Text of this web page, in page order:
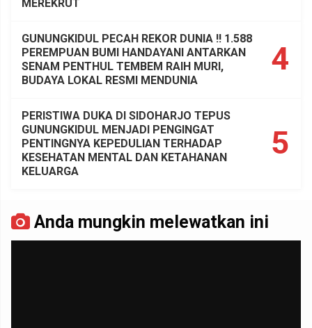
MEREKRUT
4
GUNUNGKIDUL PECAH REKOR DUNIA !! 1.588
PEREMPUAN BUMI HANDAYANI ANTARKAN
SENAM PENTHUL TEMBEM RAIH MURI,
BUDAYA LOKAL RESMI MENDUNIA
5
PERISTIWA DUKA DI SIDOHARJO TEPUS
GUNUNGKIDUL MENJADI PENGINGAT
PENTINGNYA KEPEDULIAN TERHADAP
KESEHATAN MENTAL DAN KETAHANAN
KELUARGA
Anda mungkin melewatkan ini